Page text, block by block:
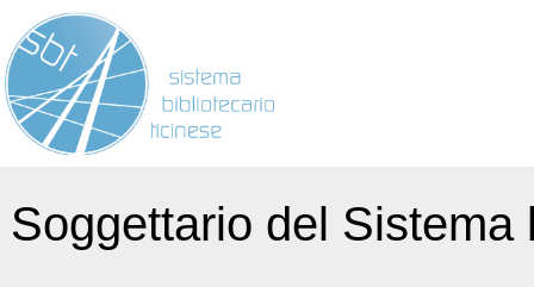
Soggettario del